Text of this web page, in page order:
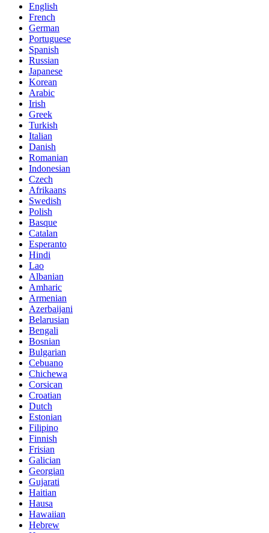
English
French
German
Portuguese
Spanish
Russian
Japanese
Korean
Arabic
Irish
Greek
Turkish
Italian
Danish
Romanian
Indonesian
Czech
Afrikaans
Swedish
Polish
Basque
Catalan
Esperanto
Hindi
Lao
Albanian
Amharic
Armenian
Azerbaijani
Belarusian
Bengali
Bosnian
Bulgarian
Cebuano
Chichewa
Corsican
Croatian
Dutch
Estonian
Filipino
Finnish
Frisian
Galician
Georgian
Gujarati
Haitian
Hausa
Hawaiian
Hebrew